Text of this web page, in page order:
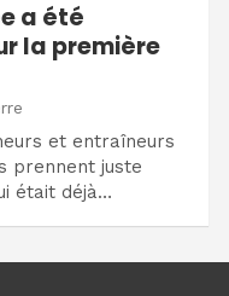
a été
la première
et entraîneurs
prennent juste
était déjà…